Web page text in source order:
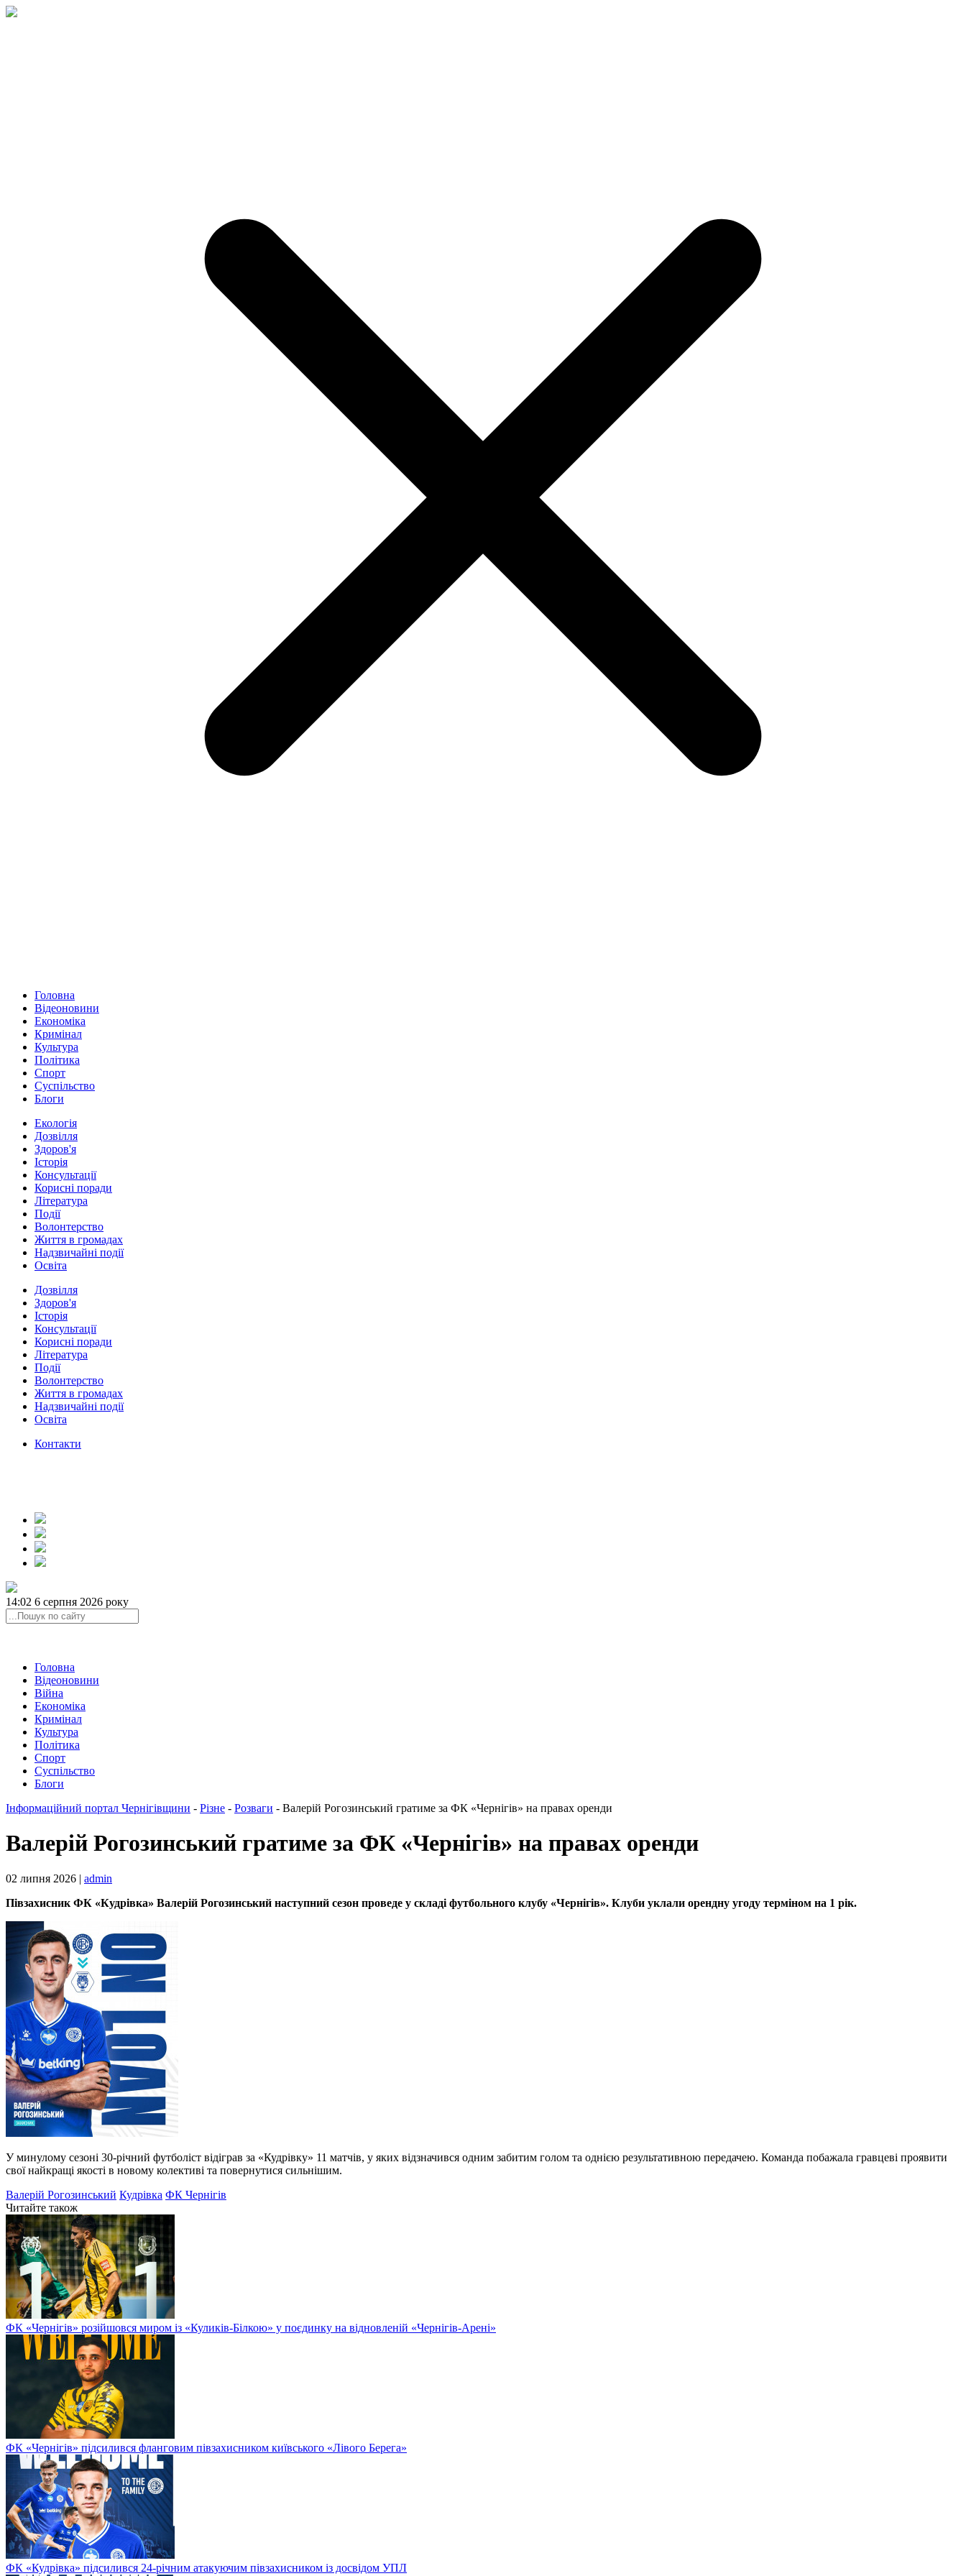
Головна
Відеоновини
Економіка
Кримінал
Культура
Політика
Спорт
Суспільство
Блоги
Екологія
Дозвілля
Здоров'я
Історія
Консультації
Корисні поради
Література
Події
Волонтерство
Життя в громадах
Надзвичайні події
Освіта
Дозвілля
Здоров'я
Історія
Консультації
Корисні поради
Література
Події
Волонтерство
Життя в громадах
Надзвичайні події
Освіта
Контакти
14:02 6 серпня 2026 року
Головна
Відеоновини
Війна
Економіка
Кримінал
Культура
Політика
Спорт
Суспільство
Блоги
Інформаційний портал Чернігівщини - Різне - Розваги - Валерій Рогозинський гратиме за ФК «Чернігів» на правах оренди
Валерій Рогозинський гратиме за ФК «Чернігів» на правах оренди
02 липня 2026 | admin
Півзахисник ФК «Кудрівка» Валерій Рогозинський наступний сезон проведе у складі футбольного клубу «Чернігів». Клуби уклали орендну угоду терміном на 1 рік.
У минулому сезоні 30-річний футболіст відіграв за «Кудрівку» 11 матчів, у яких відзначився одним забитим голом та однією результативною передачею. Команда побажала гравцеві проявити
свої найкращі якості в новому колективі та повернутися сильнішим.
Валерій Рогозинський Кудрівка ФК Чернігів
Читайте також
ФК «Чернігів» розійшовся миром із «Куликів-Білкою» у поєдинку на відновленій «Чернігів-Арені»
ФК «Чернігів» підсилився фланговим півзахисником київського «Лівого Берега»
ФК «Кудрівка» підсилився 24-річним атакуючим півзахисником із досвідом УПЛ